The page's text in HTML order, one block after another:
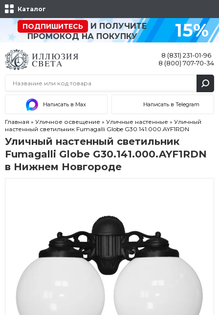
Каталог
ПОДПИШИТЕСЬ
И ПОЛУЧИТЕ
ПРОМОКОД НА ПОКУПКУ
15%
8 (831) 231-01-96
8 (800) 707-70-34
Написать в Max Написать в Telegram
Главная » Уличное освещение » Уличные настенные » Уличный
настенный светильник Fumagalli Globe G30.141.000.AYF1RDN
Уличный настенный светильник
Fumagalli Globe G30.141.000.AYF1RDN
в Нижнем Новгороде